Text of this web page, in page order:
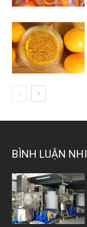
BÌNH LUẬN